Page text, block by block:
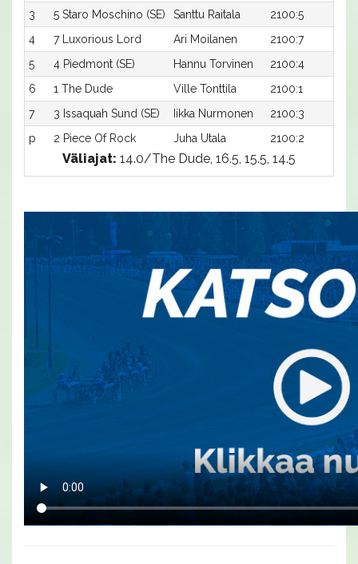
3
5 Staro Moschino (SE) Santtu Raitala 2100:5
4
7 Luxorious Lord Ari Moilanen 2100:7
5
4 Piedmont (SE) Hannu Torvinen 2100:4
6
1 The Dude Ville Tonttila 2100:1
7
3 Issaquah Sund (SE) Iikka Nurmonen 2100:3
p
2 Piece Of Rock Juha Utala 2100:2
Väliajat: 14.0/The Dude, 16.5, 15.5, 14.5